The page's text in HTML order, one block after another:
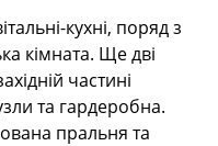
кухні, поряд з
кімната. Ще дві
частині
та гардеробна.
пральня та